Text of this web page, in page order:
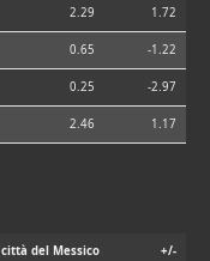
2.29 1.72
0.65 -1.22
0.25 -2.97
2.46 1.17
città del Messico +/-